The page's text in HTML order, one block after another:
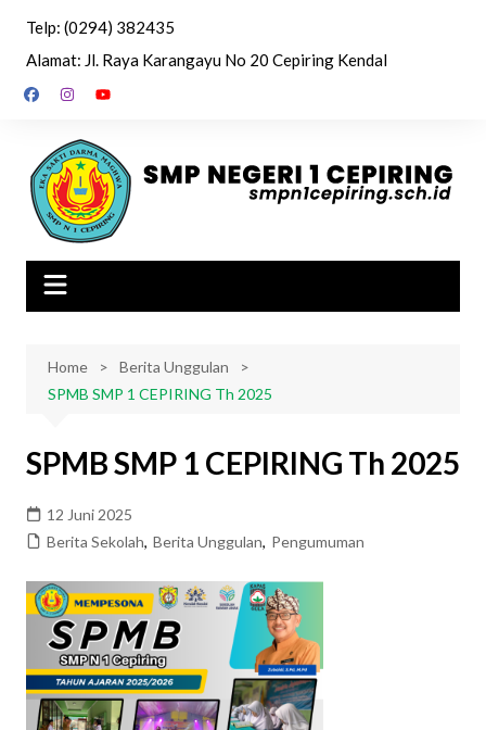
content
Telp: (0294) 382435
Alamat: Jl. Raya Karangayu No 20 Cepiring Kendal
Home
Berita Unggulan
SPMB SMP 1 CEPIRING Th 2025
SPMB SMP 1 CEPIRING Th 2025
12 Juni 2025
Berita Sekolah, Berita Unggulan, Pengumuman